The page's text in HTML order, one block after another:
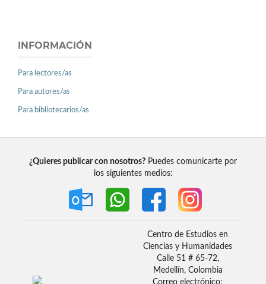
INFORMACIÓN
Para lectores/as
Para autores/as
Para bibliotecarios/as
¿Quieres publicar con nosotros? Puedes comunicarte por
los siguientes medios:
Centro de Estudios en
Ciencias y Humanidades
Calle 51 # 65-72,
Medellín, Colombia
Correo electrónico: